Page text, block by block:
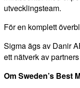
utvecklingsteam.
För en komplett
Sigma ägs av Danir
ett nätverk av
Om Sweden’s Best